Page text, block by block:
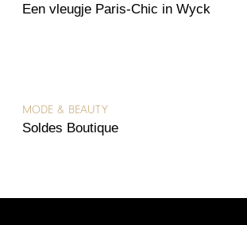
Een vleugje Paris-Chic in Wyck
MODE & BEAUTY
Soldes Boutique